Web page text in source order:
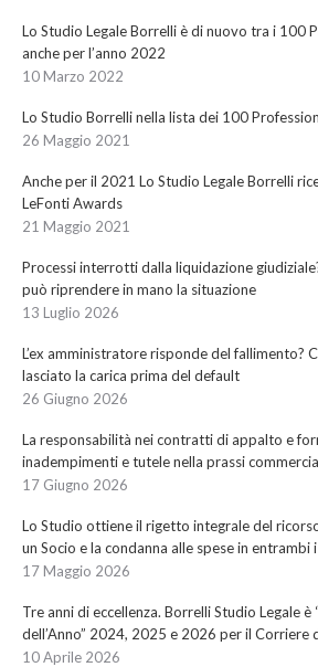
Lo Studio Legale Borrelli è di nuovo tra i 100
anche per l’anno 2022
10 Marzo 2022
Lo Studio Borrelli nella lista dei 100
26 Maggio 2021
Anche per il 2021 Lo Studio Legale Borrelli
LeFonti Awards
21 Maggio 2021
Processi interrotti dalla liquidazione
può riprendere in mano la situazione
13 Luglio 2026
L’ex amministratore risponde del fallimento?
lasciato la carica prima del default
26 Giugno 2026
La responsabilità nei contratti di appalto e
inadempimenti e tutele nella prassi
17 Giugno 2026
Lo Studio ottiene il rigetto integrale del
un Socio e la condanna alle spese in entrambi
17 Maggio 2026
Tre anni di eccellenza. Borrelli Studio Legale è
dell’Anno” 2024, 2025 e 2026 per il Corriere
10 Aprile 2026